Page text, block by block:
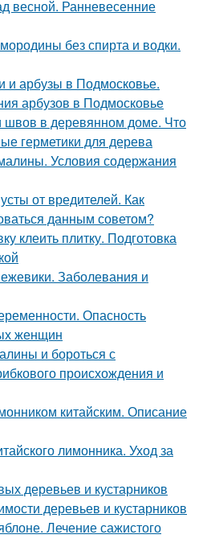
весной. Ранневесенние
без спирта и водки.
и арбузы в Подмосковье.
арбузов в Подмосковье
швов в деревянном доме. Что
герметики для дерева
Условия содержания
от вредителей. Как
данным советом?
клеить плитку. Подготовка
Заболевания и
Опасность
женщин
и бороться с
происхождения и
китайским. Описание
лимонника. Уход за
деревьев и кустарников
деревьев и кустарников
Лечение сажистого